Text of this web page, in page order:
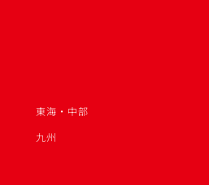
東海・中部
九州